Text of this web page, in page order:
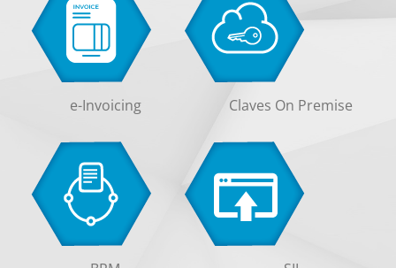
e-Invoicing Claves On Premise